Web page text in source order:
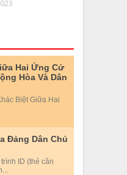
Hai Ứng Cử
Hòa Và Dân
Biệt Giữa Hai
Đảng Dân Chủ
ID (thẻ căn